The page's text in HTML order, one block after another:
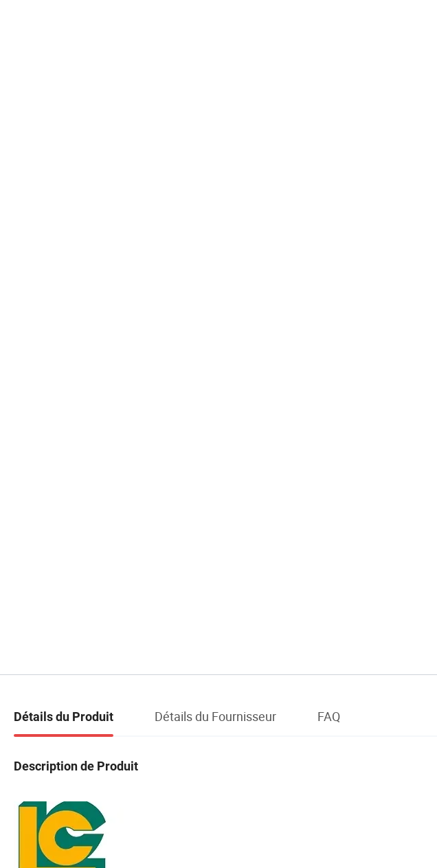
Détails du Produit Détails du Fournisseur FAQ
Description de Produit